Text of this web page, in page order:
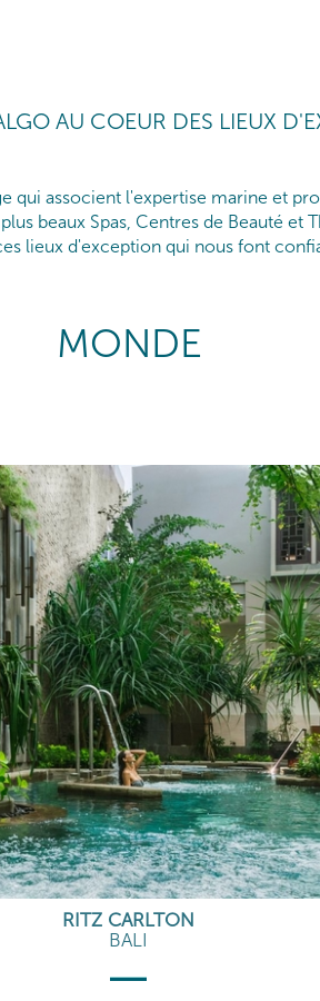
AU COEUR DES LIEUX
qui associent l'expertise marine et
beaux Spas, Centres de Beauté et
lieux d'exception qui nous font
MONDE
RITZ CARLTON
BALI